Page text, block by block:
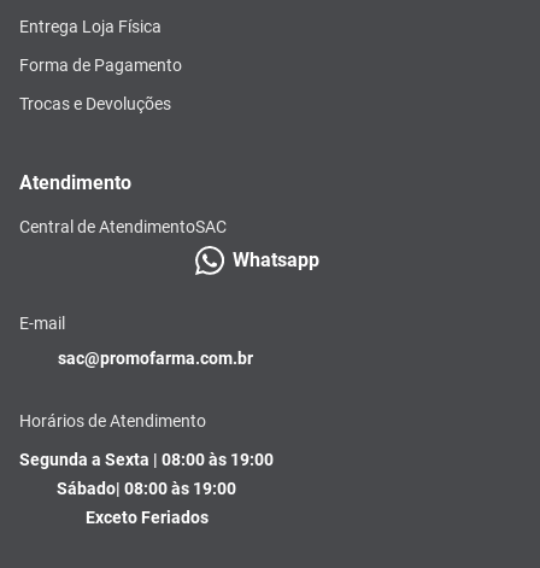
Entrega Loja Física
Forma de Pagamento
Trocas e Devoluções
Atendimento
Central de AtendimentoSAC
Whatsapp
E-mail
sac@promofarma.com.br
Horários de Atendimento
Segunda a Sexta | 08:00 às 19:00
Sábado| 08:00 às 19:00
Exceto Feriados